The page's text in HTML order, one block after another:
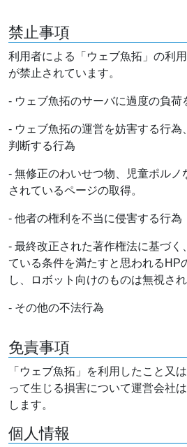
禁止事項
利用者による「ウェブ魚拓」の利
が禁止されています。
- ウェブ魚拓のサーバに過度の負荷
- ウェブ魚拓の運営を妨害する行為
判断する行為
- 無修正のわいせつ物、児童ポルノ
されているページの取得。
- 他者の権利を不当に侵害する行為
- 最終改正された著作権法に基づく
ている条件を満たすと思われるHP
し、ロボット向けのものは無視さ
- その他の不法行為
免責事項
「ウェブ魚拓」を利用したこと又
って生じる損害について運営会社
します。
個人情報